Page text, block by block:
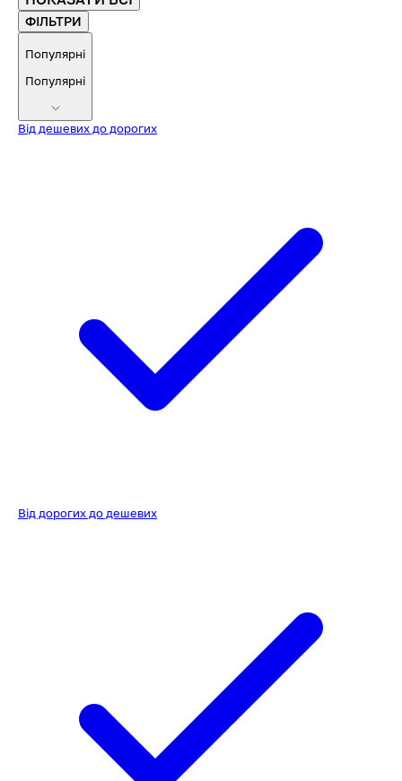
ФІЛЬТРИ
Популярні
Популярні
Від дешевих до дорогих
Від дорогих до дешевих